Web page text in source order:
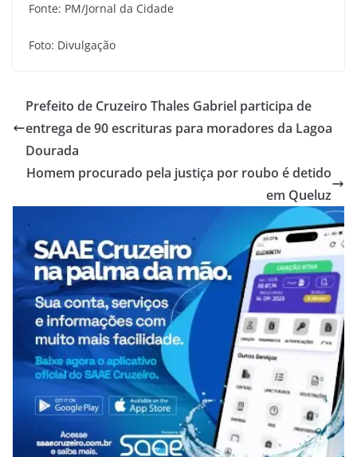
Fonte: PM/Jornal da Cidade
Foto: Divulgação
Prefeito de Cruzeiro Thales Gabriel participa de
entrega de 90 escrituras para moradores da Lagoa
Dourada
Homem procurado pela justiça por roubo é detido
em Queluz